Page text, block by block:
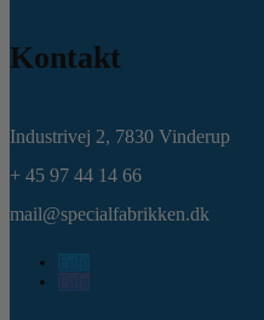
Kontakt
Industrivej 2, 7830 Vinderup
+ 45 97 44 14 66
mail@specialfabrikken.dk
Følg